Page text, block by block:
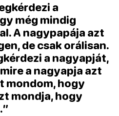
a
még mindig
A nagypapája azt
de csak orálisan.
a nagyapját,
a nagyapja azt
mondom, hogy
mondja, hogy